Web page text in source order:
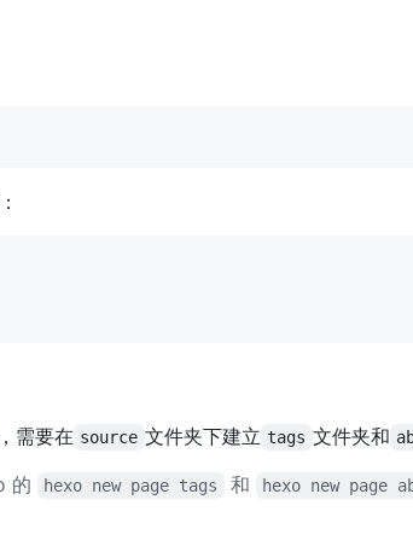
需要在 source 文件夹下建立 tags 文件夹和
的
hexo new page tags 和 hexo new page